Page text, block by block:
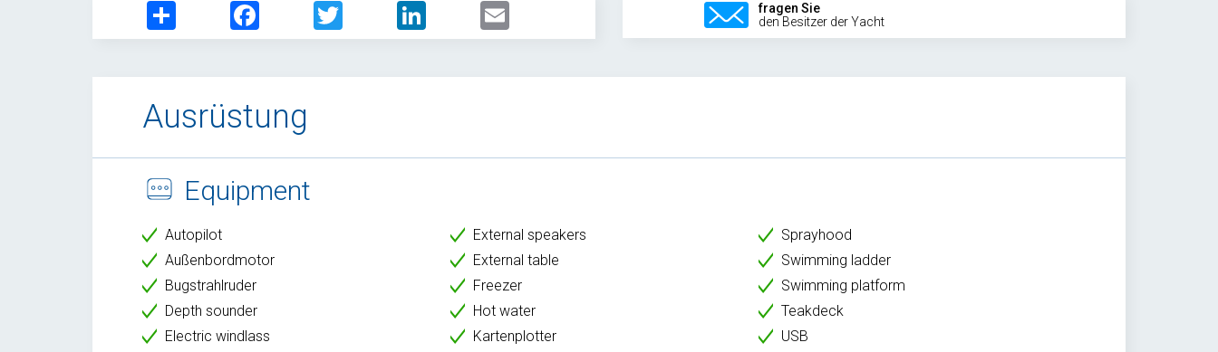
Facebook
fragen Sie
den Besitzer der Yacht
Ausrüstung
Equipment
Autopilot
Außenbordmotor
Bugstrahlruder
Depth sounder
Electric windlass
External speakers
External table
Freezer
Hot water
Kartenplotter
Sprayhood
Swimming ladder
Swimming platform
Teakdeck
USB